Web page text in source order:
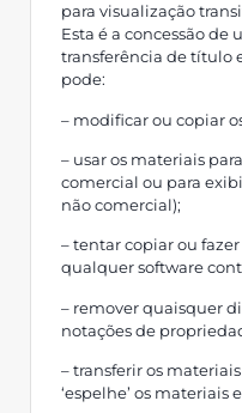
para visualização
Esta é a concessão de
transferência de título
pode:
– modificar ou copiar
– usar os materiais
comercial ou para
não comercial);
– tentar copiar ou
qualquer software
– remover quaisquer
notações de
– transferir os
‘espelhe’ os